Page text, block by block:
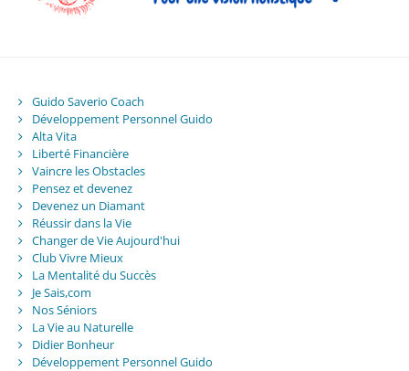
Guido Saverio Coach
Développement Personnel Guido
Alta Vita
Liberté Financière
Vaincre les Obstacles
Pensez et devenez
Devenez un Diamant
Réussir dans la Vie
Changer de Vie Aujourd'hui
Club Vivre Mieux
La Mentalité du Succès
Je Sais,com
Nos Séniors
La Vie au Naturelle
Didier Bonheur
Développement Personnel Guido